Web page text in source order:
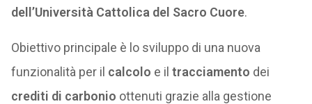
dell’Università Cattolica del Sacro Cuore.
Obiettivo principale è lo sviluppo di una nuova
funzionalità per il calcolo e il tracciamento dei
crediti di carbonio ottenuti grazie alla gestione